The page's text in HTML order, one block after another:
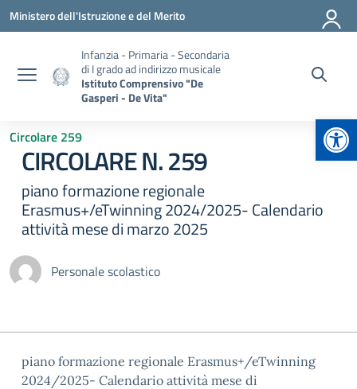
Vai ai contenuti
Vai al menu di navigazione
Vai al footer
Ministero dell'Istruzione e del Merito
Infanzia - Primaria - Secondaria
di I grado ad indirizzo musicale
Istituto Comprensivo "De
Gasperi - De Vita"
Circolare 259
CIRCOLARE N. 259
piano formazione regionale
Erasmus+/eTwinning 2024/2025- Calendario
attività mese di marzo 2025
Personale scolastico
piano formazione regionale Erasmus+/eTwinning
2024/2025- Calendario attività mese di